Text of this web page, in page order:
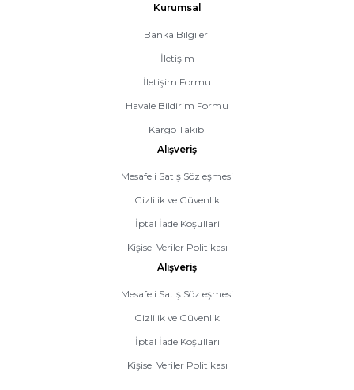
Kurumsal
Banka Bilgileri
İletişim
İletişim Formu
Havale Bildirim Formu
Kargo Takibi
Alışveriş
Mesafeli Satış Sözleşmesi
Gizlilik ve Güvenlik
İptal İade Koşullari
Kişisel Veriler Politikası
Alışveriş
Mesafeli Satış Sözleşmesi
Gizlilik ve Güvenlik
İptal İade Koşullari
Kişisel Veriler Politikası